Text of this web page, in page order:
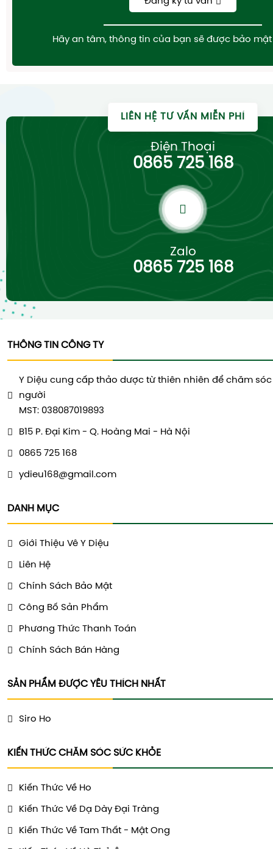
Hãy an tâm, thông tin của bạn sẽ được bảo
LIÊN HỆ TƯ VẤN MIỄN PHÍ
Điện Thoại
0865 725 168
Zalo
0865 725 168
THÔNG TIN CÔNG TY
Y Diệu cung cấp thảo dược từ thiên nhiên để chăm
người
MST: 038087019893
B15 P. Đại Kim - Q. Hoàng Mai - Hà Nội
0865 725 168
ydieu168@gmail.com
DANH MỤC
Giới Thiệu Vê Y Diệu
Liên Hệ
Chính Sách Bảo Mật
Công Bố Sản Phẩm
Phương Thức Thanh Toán
Chính Sách Bán Hàng
SẢN PHẨM ĐƯỢC YÊU THÍCH NHẤT
Siro Ho
KIẾN THỨC CHĂM SÓC SỨC KHỎE
Kiến Thức Về Ho
Kiến Thức Về Dạ Dày Đại Tràng
Kiến Thức Về Tam Thất - Mật Ong